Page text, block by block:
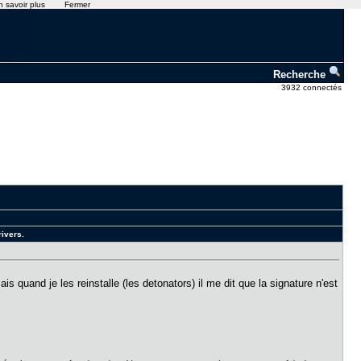
Recherche
3932 connectés
quand je les reinstalle (les detonators) il me dit que la signature n'est
savoir plus Fermer